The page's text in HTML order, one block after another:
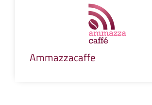
Ammazzacaffe